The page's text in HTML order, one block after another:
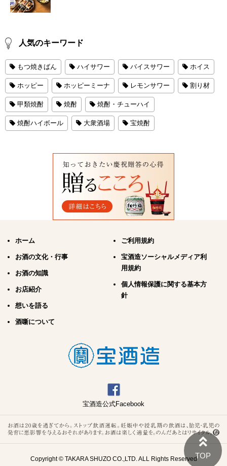
人気のキーワード
もつ焼きばん ハイサワー バイスサワー ホイス
ホッピー ホッピーミーナ レモンサワー 割り材
甲類焼酎 焼酎 焼酎・チューハイ
焼酎ハイボール 大衆酒場 宝焼酎
ホーム
お酒の文化・行事
お酒の知識
お店紹介
想いを語る
酒噺について
ご利用規約
宝酒造ソーシャルメディア利
用規約
個人情報保護に関する基本方
針
宝酒造公式Facebook
Copyright © TAKARA SHUZO CO.,LTD. ALL Rights Reserved